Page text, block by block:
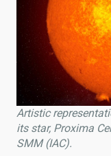
Artistic
its star, Proxima
SMM (IAC).